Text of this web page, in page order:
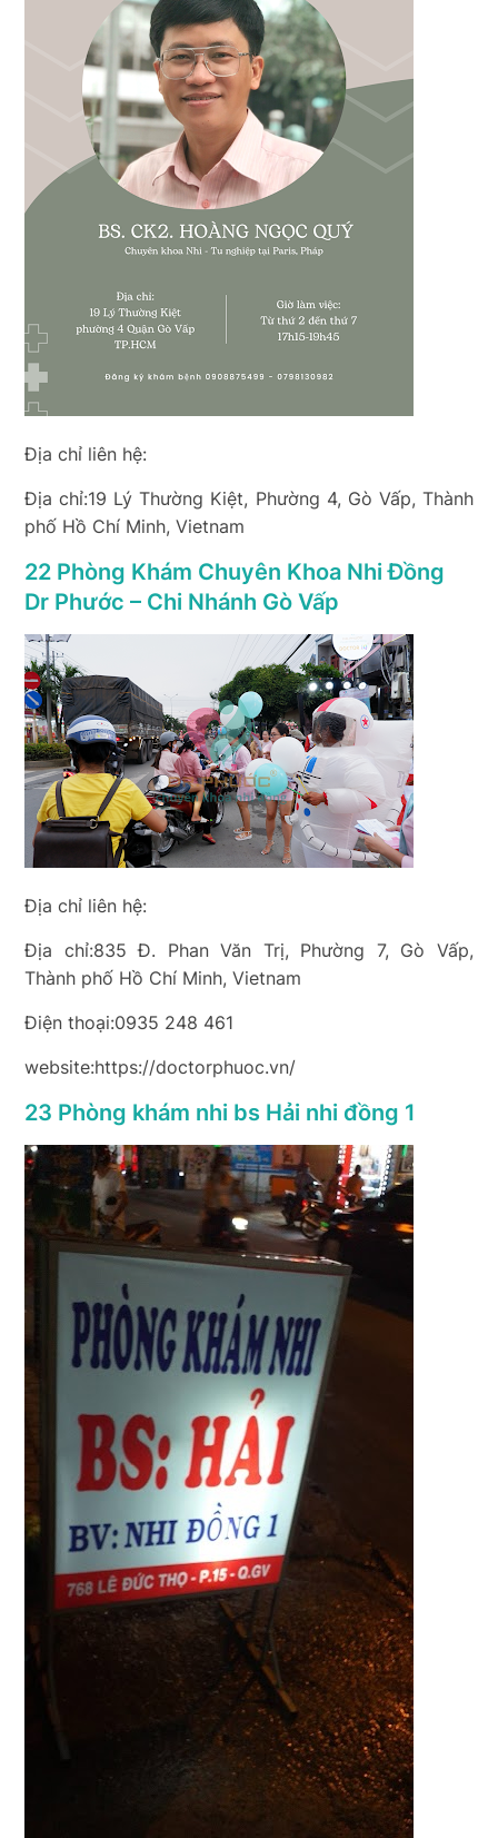
Địa chỉ liên hệ:
Địa chỉ:19 Lý Thường Kiệt, Phường 4, Gò Vấp, Thành
phố Hồ Chí Minh, Vietnam
22 Phòng Khám Chuyên Khoa Nhi Đồng
Dr Phước – Chi Nhánh Gò Vấp
Địa chỉ liên hệ:
Địa chỉ:835 Đ. Phan Văn Trị, Phường 7, Gò Vấp,
Thành phố Hồ Chí Minh, Vietnam
Điện thoại:0935 248 461
website:https://doctorphuoc.vn/
23 Phòng khám nhi bs Hải nhi đồng 1